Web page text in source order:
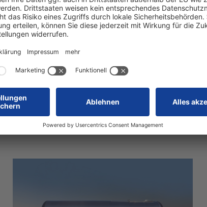
GRW
GRW und Schmitz Cargobull beliefern den
südafrikanischen Markt mit hochwertigen,
Kofferaufbauten.
Mehr erfahren